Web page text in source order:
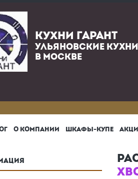
КУХНИ ГАРАНТ
УЛЬЯНОВСКИЕ КУХНИ
В МОСКВЕ
О КОМПАНИИ ШКАФЫ-КУПЕ